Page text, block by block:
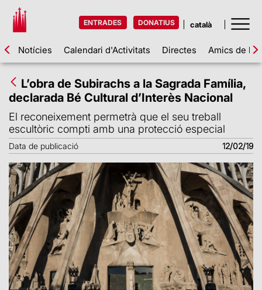
ENTRADES DONATIUS
Notícies Calendari d'Activitats Directes Amics de la
L’obra de Subirachs a la Sagrada Família,
declarada Bé Cultural d’Interès Nacional
El reconeixement permetrà que el seu treball
escultòric compti amb una protecció especial
Data de publicació 12/02/19